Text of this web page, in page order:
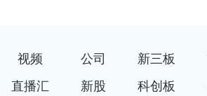
视频 公司 新三板
直播汇 新股 科创板